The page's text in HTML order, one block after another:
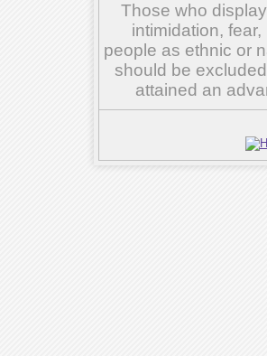
Those who
intimidation,
people as ethnic or
should be
attained an